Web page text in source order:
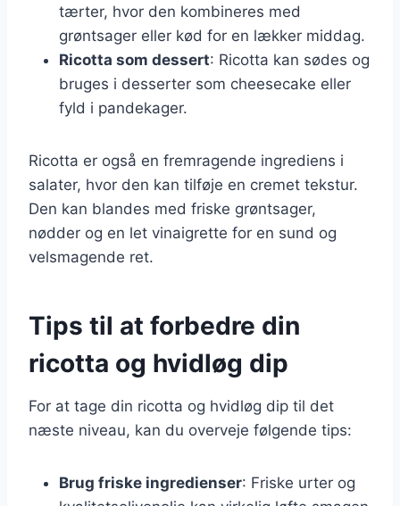
tærter, hvor den kombineres med
grøntsager eller kød for en lækker middag.
Ricotta som dessert: Ricotta kan sødes og
bruges i desserter som cheesecake eller
fyld i pandekager.
Ricotta er også en fremragende ingrediens i
salater, hvor den kan tilføje en cremet tekstur.
Den kan blandes med friske grøntsager,
nødder og en let vinaigrette for en sund og
velsmagende ret.
Tips til at forbedre din
ricotta og hvidløg dip
For at tage din ricotta og hvidløg dip til det
næste niveau, kan du overveje følgende tips:
Brug friske ingredienser: Friske urter og